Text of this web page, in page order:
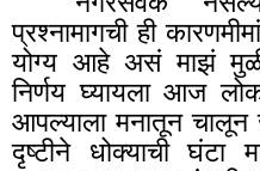
प्रश्नामागची ही
योग्य आहे असं माझं
निर्णय घ्यायला आज
आपल्याला मनातून चालून
दृष्टीने धोक्याची घंटा